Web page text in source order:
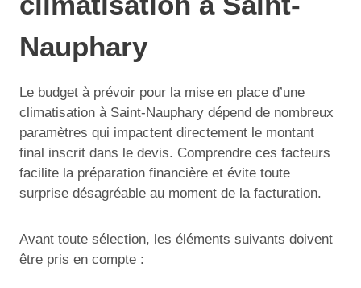
Nauphary
Le budget à prévoir pour la mise en place d’une
climatisation à Saint-Nauphary dépend de nombreux
paramètres qui impactent directement le montant
final inscrit dans le devis. Comprendre ces facteurs
facilite la préparation financière et évite toute
surprise désagréable au moment de la facturation.
Avant toute sélection, les éléments suivants doivent
être pris en compte :